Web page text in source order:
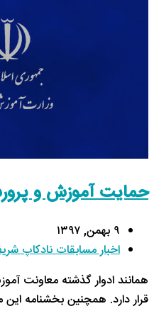
حمایت آموزش و
۹ بهمن, ۱۳۹۷
اخبار مسابقات نادکاپ
همانند ادوار گذشته معاونت
قرار دارد. همچنین بخشنامه